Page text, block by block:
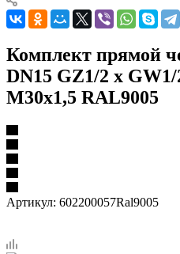
Комплект прямой
DN15 GZ1/2 x
M30x1,5 RAL9005
Артикул: 602200057Ral9005